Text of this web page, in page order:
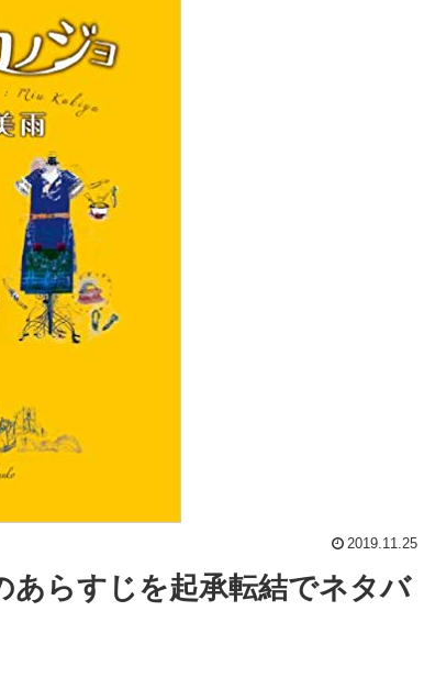
2019.11.25
あらすじを起承転結でネタバ